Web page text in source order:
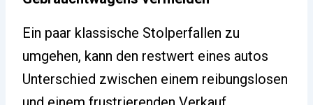
Ein paar klassische Stolperfallen zu
umgehen, kann den restwert eines autos
Unterschied zwischen einem reibungslosen